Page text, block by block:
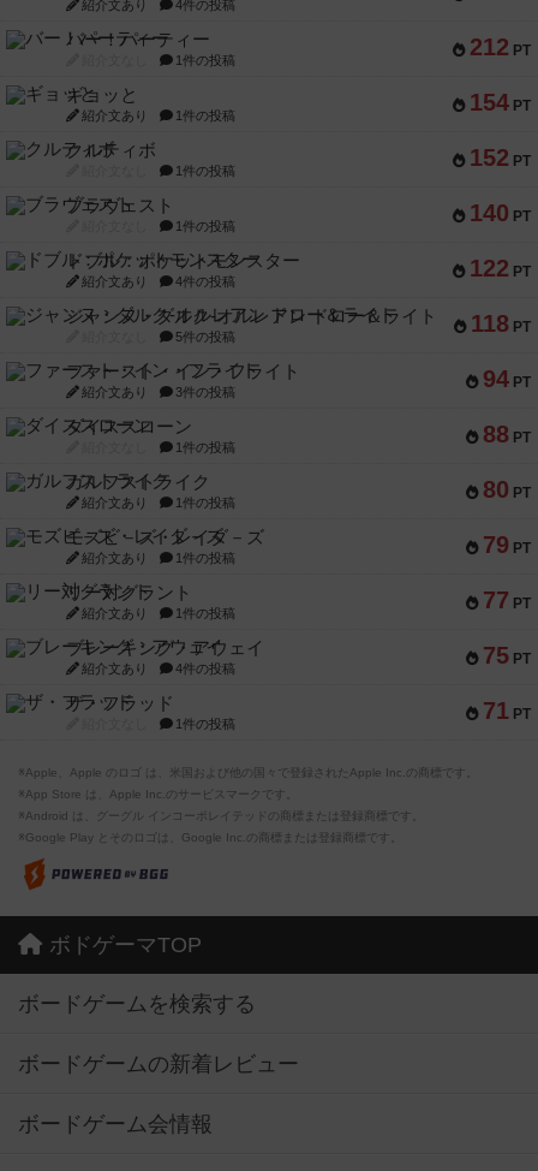
紹介文あり 4件の投稿
212 PT
バー！パーティー
1件の投稿
154 PT
ギョッと
紹介文あり 1件の投稿
152 PT
クルティボ
1件の投稿
140 PT
ブラヴェスト
1件の投稿
122 PT
ドブル：ポケットモンスター
紹介文あり 4件の投稿
118 PT
ジャンヌ・ダルク-オルレアン ドロー＆ライト
5件の投稿
94 PT
ファースト・イン・フライト
紹介文あり 3件の投稿
88 PT
ダイススローン
1件の投稿
80 PT
ガルフストライク
紹介文あり 1件の投稿
79 PT
モズビ－ズ・レイダ－ズ
紹介文あり 1件の投稿
77 PT
リー対グラント
紹介文あり 1件の投稿
75 PT
ブレーキング・アウェイ
紹介文あり 4件の投稿
71 PT
ザ・フラッド
1件の投稿
※Apple、Apple のロゴ は、米国および他の国々で登録されたApple Inc.の商標です。
※App Store は、Apple Inc.のサービスマークです。
※Android は、グーグル インコーポレイテッドの商標または登録商標です。
※Google Play とそのロゴは、Google Inc.の商標または登録商標です。
ボドゲーマTOP
ボードゲームを検索する
ボードゲームの新着レビュー
ボードゲーム会情報